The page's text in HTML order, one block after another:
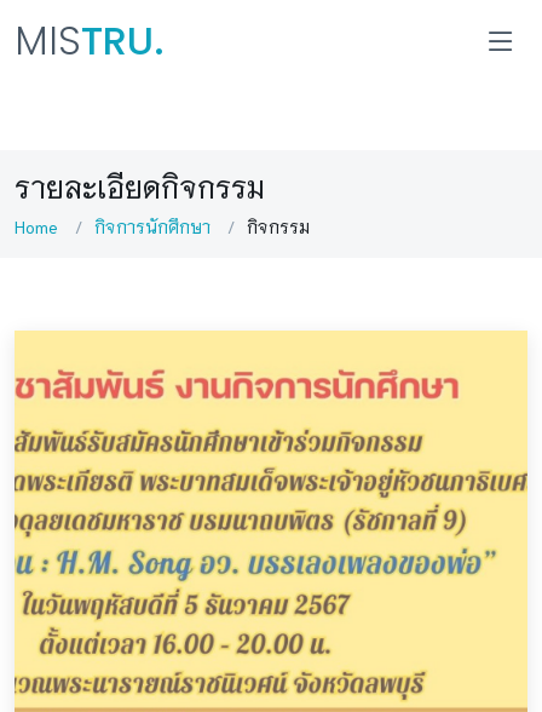
MISTRU.
รายละเอียดกิจกรรม
Home กิจการนักศึกษา กิจกรรม